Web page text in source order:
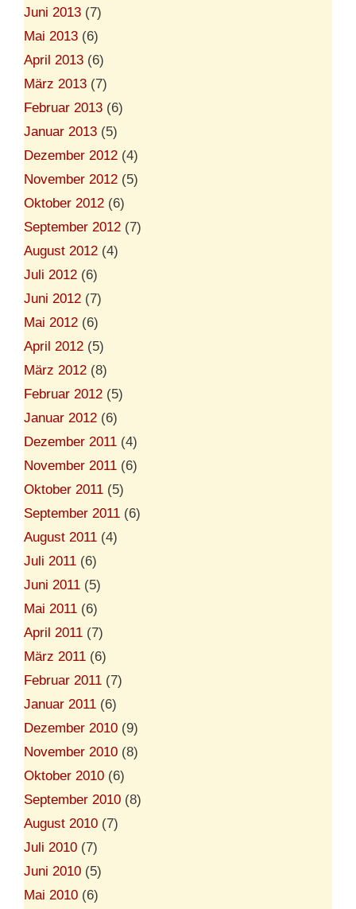
Juni 2013 (7)
Mai 2013 (6)
April 2013 (6)
März 2013 (7)
Februar 2013 (6)
Januar 2013 (5)
Dezember 2012 (4)
November 2012 (5)
Oktober 2012 (6)
September 2012 (7)
August 2012 (4)
Juli 2012 (6)
Juni 2012 (7)
Mai 2012 (6)
April 2012 (5)
März 2012 (8)
Februar 2012 (5)
Januar 2012 (6)
Dezember 2011 (4)
November 2011 (6)
Oktober 2011 (5)
September 2011 (6)
August 2011 (4)
Juli 2011 (6)
Juni 2011 (5)
Mai 2011 (6)
April 2011 (7)
März 2011 (6)
Februar 2011 (7)
Januar 2011 (6)
Dezember 2010 (9)
November 2010 (8)
Oktober 2010 (6)
September 2010 (8)
August 2010 (7)
Juli 2010 (7)
Juni 2010 (5)
Mai 2010 (6)